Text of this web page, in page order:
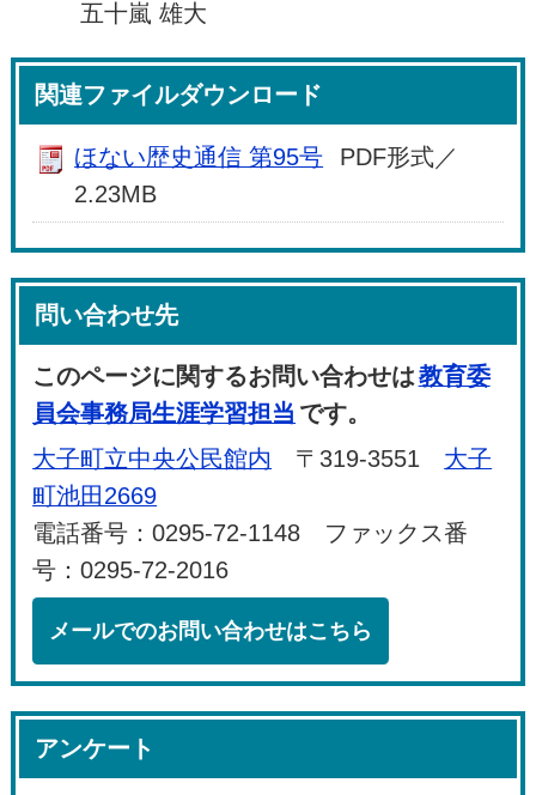
五十嵐 雄大
関連ファイルダウンロード
ほない歴史通信 第95号
PDF形式／
2.23MB
問い合わせ先
このページに関するお問い合わせは教育委
員会事務局生涯学習担当 です。
大子町立中央公民館内 〒319-3551 大子
町池田2669
電話番号：0295-72-1148 ファックス番
号：0295-72-2016
メールでのお問い合わせはこちら
アンケート